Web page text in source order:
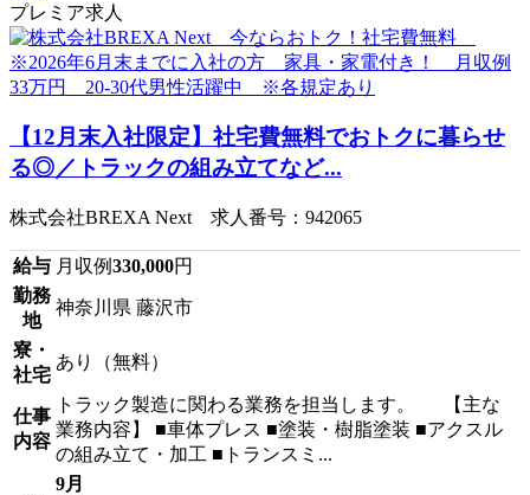
プレミア求人
【12月末入社限定】社宅費無料でおトクに暮らせ
る◎／トラックの組み立てなど...
株式会社BREXA Next 求人番号：942065
給与 月収例330,000円
勤務
地
神奈川県 藤沢市
寮・
社宅
あり（無料）
仕事
内容
トラック製造に関わる業務を担当します。 【主な
業務内容】 ■車体プレス ■塗装・樹脂塗装 ■アクスル
の組み立て・加工 ■トランスミ...
9月